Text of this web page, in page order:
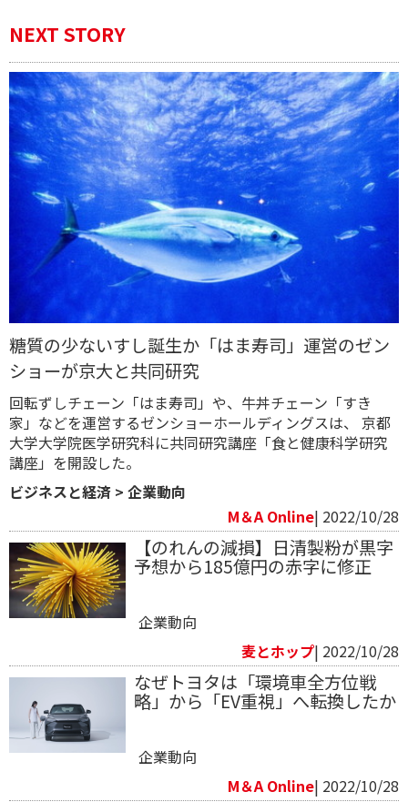
NEXT STORY
糖質の少ないすし誕生か「はま寿司」運営のゼン
ショーが京大と共同研究
回転ずしチェーン「はま寿司」や、牛丼チェーン「すき
家」などを運営するゼンショーホールディングスは、 京都
大学大学院医学研究科に共同研究講座「食と健康科学研究
講座」を開設した。
ビジネスと経済 > 企業動向
M＆A Online| 2022/10/28
【のれんの減損】日清製粉が黒字
予想から185億円の赤字に修正
企業動向
麦とホップ| 2022/10/28
なぜトヨタは「環境車全方位戦
略」から「EV重視」へ転換したか
企業動向
M＆A Online| 2022/10/28